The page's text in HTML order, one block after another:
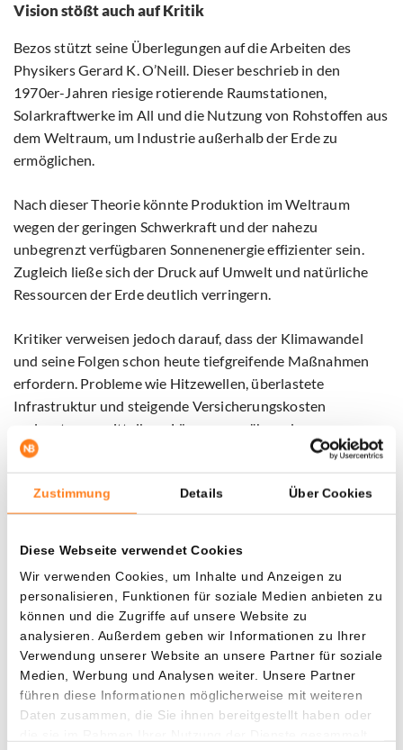
Zustimmung Details Über Cookies
Diese Webseite verwendet Cookies
Wir verwenden Cookies, um Inhalte und Anzeigen zu
personalisieren, Funktionen für soziale Medien anbieten zu
können und die Zugriffe auf unsere Website zu
analysieren. Außerdem geben wir Informationen zu Ihrer
Verwendung unserer Website an unsere Partner für soziale
Medien, Werbung und Analysen weiter. Unsere Partner
führen diese Informationen möglicherweise mit weiteren
Daten zusammen, die Sie ihnen bereitgestellt haben oder
Vision stößt auch auf Kritik
Bezos stützt seine Überlegungen auf die Arbeiten des
Physikers Gerard K. O’Neill. Dieser beschrieb in den
1970er-Jahren riesige rotierende Raumstationen,
Solarkraftwerke im All und die Nutzung von Rohstoffen aus
dem Weltraum, um Industrie außerhalb der Erde zu
ermöglichen.
Nach dieser Theorie könnte Produktion im Weltraum
wegen der geringen Schwerkraft und der nahezu
unbegrenzt verfügbaren Sonnenenergie effizienter sein.
Zugleich ließe sich der Druck auf Umwelt und natürliche
Ressourcen der Erde deutlich verringern.
Kritiker verweisen jedoch darauf, dass der Klimawandel
und seine Folgen schon heute tiefgreifende Maßnahmen
erfordern. Probleme wie Hitzewellen, überlastete
Infrastruktur und steigende Versicherungskosten
verlangten unmittelbare Lösungen, während
Weltraumindustrie vorerst eine ferne Zukunftsvision
bleibe.
Bezos betont deshalb, dass er auch in Lösungen auf der
Naturschutzprojekte bereit.
Vorerst bleibt der „Gartenplanet“ vor allem eine
ambitionierte Langfristvision. Zugleich zeigt der Plan, wie
Bezos die Zukunft der Raumfahrt versteht: nicht nur als
Ziel für Raketen und Touristen, sondern als neuen
Wirtschaftsraum, in dem eines Tages ein Teil der weltweiten
Industrie angesiedelt werden könnte.